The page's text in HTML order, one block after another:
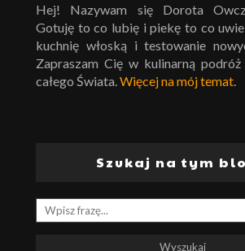
Hej! Nazywam się Dorota
Gotuję to co lubię i piekę to co
kuchnię włoską i testowanie
Zapraszam Cię w kulinarną
całego Świata. Więcej na mój temat
Szukaj na tym